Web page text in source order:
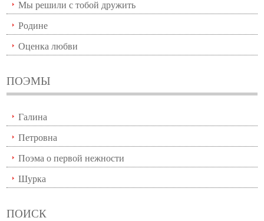
Мы решили с тобой дружить
Родине
Оценка любви
ПОЭМЫ
Галина
Петровна
Поэма о первой нежности
Шурка
ПОИСК